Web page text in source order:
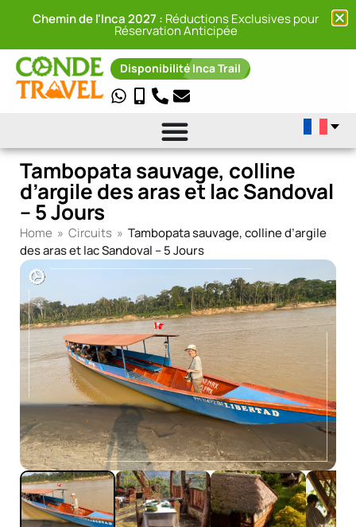
Disponibilité Inca Trail
Tambopata sauvage, colline
d’argile des aras et lac Sandoval
– 5 Jours
Home » Circuits » Tambopata sauvage, colline d’argile
des aras et lac Sandoval – 5 Jours
Chemin de l'Inca 2027 : Réductions Exclusives pour
Réservation Anticipée